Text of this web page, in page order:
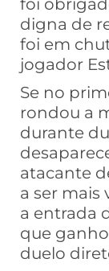
foi
digna de
foi em
jogador
Se no
rondou a
durante
atacante
a ser
a entrada
que
duelo